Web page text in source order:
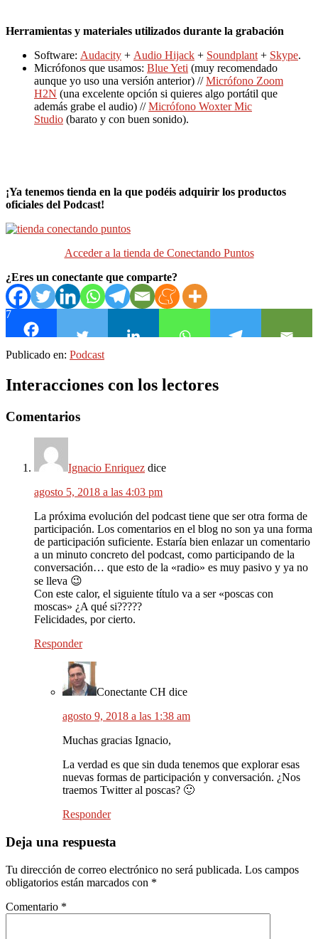
Herramientas y materiales utilizados durante la grabación
Software: Audacity + Audio Hijack + Soundplant + Skype.
Micrófonos que usamos: Blue Yeti (muy recomendado
aunque yo uso una versión anterior) //Micrófono Zoom
H2N (una excelente opción si quieres algo portátil que
además grabe el audio) //Micrófono Woxter Mic
Studio (barato y con buen sonido).
¡Ya tenemos tienda en la que podéis adquirir los productos
oficiales del Podcast!
Acceder a la tienda de Conectando Puntos
¿Eres un conectante que comparte?
7
Publicado en: Podcast
Interacciones con los lectores
Comentarios
Ignacio Enriquez dice
agosto 5, 2018 a las 4:03 pm
La próxima evolución del podcast tiene que ser otra forma de
participación. Los comentarios en el blog no son ya una forma
de participación suficiente. Estaría bien enlazar un comentario
a un minuto concreto del podcast, como participando de la
conversación… que esto de la «radio» es muy pasivo y ya no
se lleva 😉
Con este calor, el siguiente título va a ser «poscas con
moscas» ¿A qué si?????
Felicidades, por cierto.
Responder
Conectante CH dice
agosto 9, 2018 a las 1:38 am
Muchas gracias Ignacio,
La verdad es que sin duda tenemos que explorar esas
nuevas formas de participación y conversación. ¿Nos
traemos Twitter al poscas? 🙂
Responder
Deja una respuesta
Tu dirección de correo electrónico no será publicada. Los campos
obligatorios están marcados con *
Comentario *